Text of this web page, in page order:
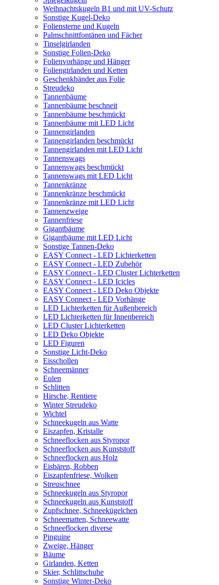
Weihnachtskugeln B1 und mit UV-Schutz
Sonstige Kugel-Deko
Foliensterne und Kugeln
Palmschnittfontänen und Fächer
Tinselgirlanden
Sonstige Folien-Deko
Folienvorhänge und Hänger
Foliengirlanden und Ketten
Geschenkbänder aus Folie
Streudeko
Tannenbäume
Tannenbäume beschneit
Tannenbäume beschmückt
Tannenbäume mit LED Licht
Tannengirlanden
Tannengirlanden beschmückt
Tannengirlanden mit LED Licht
Tannenswags
Tannenswags beschmückt
Tannenswags mit LED Licht
Tannenkränze
Tannenkränze beschmückt
Tannenkränze mit LED Licht
Tannenzweige
Tannenfriese
Gigantbäume
Gigantbäume mit LED Licht
Sonstige Tannen-Deko
EASY Connect - LED Lichterketten
EASY Connect - LED Zubehör
EASY Connect - LED Cluster Lichterketten
EASY Connect - LED Icicles
EASY Connect - LED Deko Objekte
EASY Connect - LED Vorhänge
LED Lichterketten für Außenbereich
LED Lichterketten für Innenbereich
LED Cluster Lichterketten
LED Deko Objekte
LED Figuren
Sonstige Licht-Deko
Eisschollen
Schneemänner
Eulen
Schlitten
Hirsche, Rentiere
Winter Streudeko
Wichtel
Schneekugeln aus Watte
Eiszapfen, Kristalle
Schneeflocken aus Styropor
Schneeflocken aus Kunststoff
Schneeflocken aus Holz
Eisbären, Robben
Eiszapfenfriese, Wolken
Streuschnee
Schneekugeln aus Styropor
Schneekugeln aus Kunststoff
Zupfschnee, Schneekügelchen
Schneematten, Schneewatte
Schneeflocken diverse
Pinguine
Zweige, Hänger
Bäume
Girlanden, Ketten
Skier, Schlittschuhe
Sonstige Winter-Deko